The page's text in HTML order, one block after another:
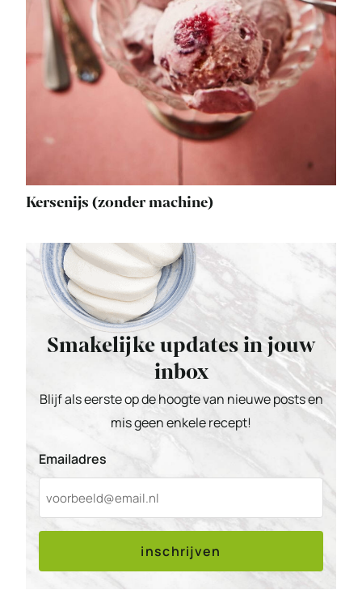
Kersenijs (zonder machine)
Smakelijke updates in jouw
inbox
Blijf als eerste op de hoogte van nieuwe posts en
mis geen enkele recept!
Emailadres
inschrijven